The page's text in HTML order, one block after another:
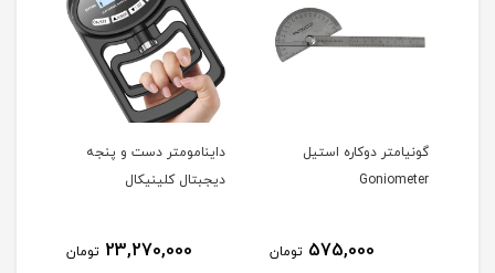
گونیامتر دوکاره استیل
Goniometer
575,000 تومان
داینامومتر دست و پنجه
دیجبتال کلینیکال
23,270,000 تومان